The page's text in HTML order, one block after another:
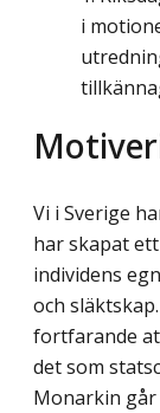
i
Vi i Sverige
har skapat
individens
och
fortfarande
det som
Monarkin